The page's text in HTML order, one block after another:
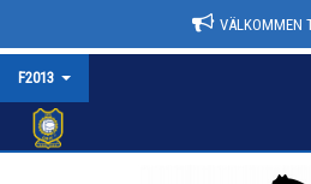
VÄLKOMMEN
F2013